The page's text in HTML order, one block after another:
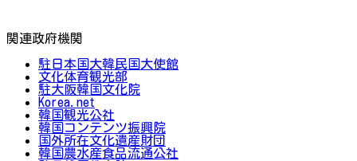
関連政府機関
駐日本国大韓民国大使館
文化体育観光部
駐大阪韓国文化院
Korea.net
韓国観光公社
韓国コンテンツ振興院
国外所在文化遺産財団
韓国農水産食品流通公社